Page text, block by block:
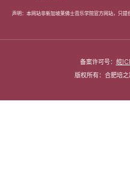
声明：本网站非新加坡莱佛士音乐学院官方网站，只
备案许可号： 皖
版权所有：合肥培